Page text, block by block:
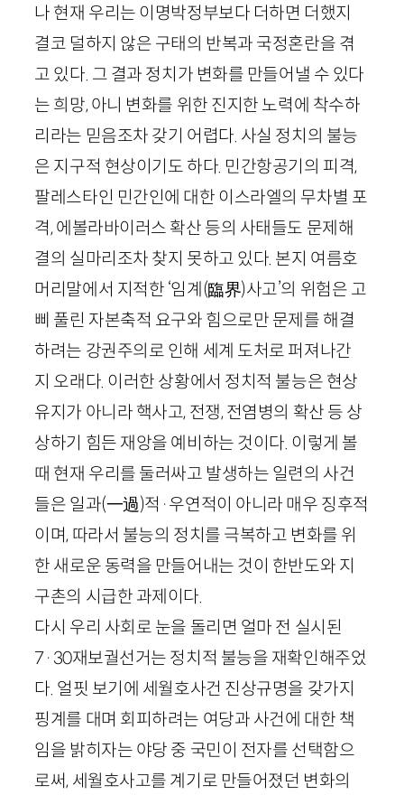
나 현재 우리는 이명박정부보다 더하면 더했지
결코 덜하지 않은 구태의 반복과 국정혼란을 겪
고 있다. 그 결과 정치가 변화를 만들어낼 수 있다
는 희망, 아니 변화를 위한 진지한 노력에 착수하
리라는 믿음조차 갖기 어렵다. 사실 정치의 불능
은 지구적 현상이기도 하다. 민간항공기의 피격,
팔레스타인 민간인에 대한 이스라엘의 무차별 포
격, 에볼라바이러스 확산 등의 사태들도 문제해
결의 실마리조차 찾지 못하고 있다. 본지 여름호
머리말에서 지적한 ‘임계(臨界)사고’의 위험은 고
삐 풀린 자본축적 요구와 힘으로만 문제를 해결
하려는 강권주의로 인해 세계 도처로 퍼져나간
지 오래다. 이러한 상황에서 정치적 불능은 현상
유지가 아니라 핵사고, 전쟁, 전염병의 확산 등 상
상하기 힘든 재앙을 예비하는 것이다. 이렇게 볼
때 현재 우리를 둘러싸고 발생하는 일련의 사건
들은 일과(一過)적·우연적이 아니라 매우 징후적
이며, 따라서 불능의 정치를 극복하고 변화를 위
한 새로운 동력을 만들어내는 것이 한반도와 지
구촌의 시급한 과제이다.
다시 우리 사회로 눈을 돌리면 얼마 전 실시된
7· 30재보궐선거는 정치적 불능을 재확인해주었
다. 얼핏 보기에 세월호사건 진상규명을 갖가지
핑계를 대며 회피하려는 여당과 사건에 대한 책
임을 밝히자는 야당 중 국민이 전자를 선택함으
로써, 세월호사고를 계기로 만들어졌던 변화의